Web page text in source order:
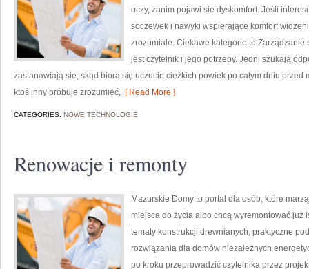
oczy, zanim pojawi się dyskomfort. Jeśli
soczewek i nawyki wspierające komfort
zrozumiale. Ciekawe kategorie to Zarządzanie
jest czytelnik i jego potrzeby. Jedni szukają
zastanawiają się, skąd biorą się uczucie ciężkich powiek po całym dniu przed
ktoś inny próbuje zrozumieć, [ Read More ]
CATEGORIES: NOWE TECHNOLOGIE
Renowacje i remonty
Mazurskie Domy to portal dla osób, które
miejsca do życia albo chcą wyremontować już
tematy konstrukcji drewnianych, praktyczne
rozwiązania dla domów niezależnych
po kroku przeprowadzić czytelnika przez